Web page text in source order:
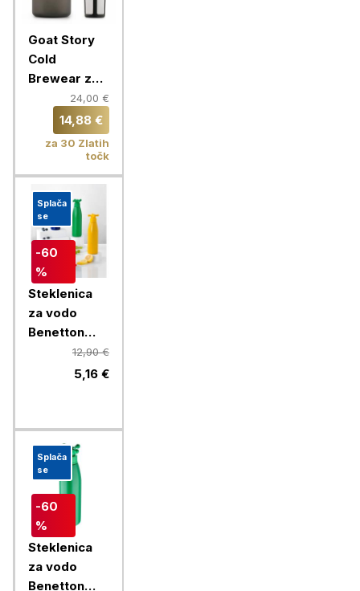
Goat Story
Cold
Brewear za
pripravo
kave
24,00 €
14,88 €
za 30 Zlatih
točk
Splača
se
-60
%
Steklenica
za vodo
Benetton
Rainbow 750
ml, rumena
12,90 €
5,16 €
Splača
se
-60
%
Steklenica
za vodo
Benetton